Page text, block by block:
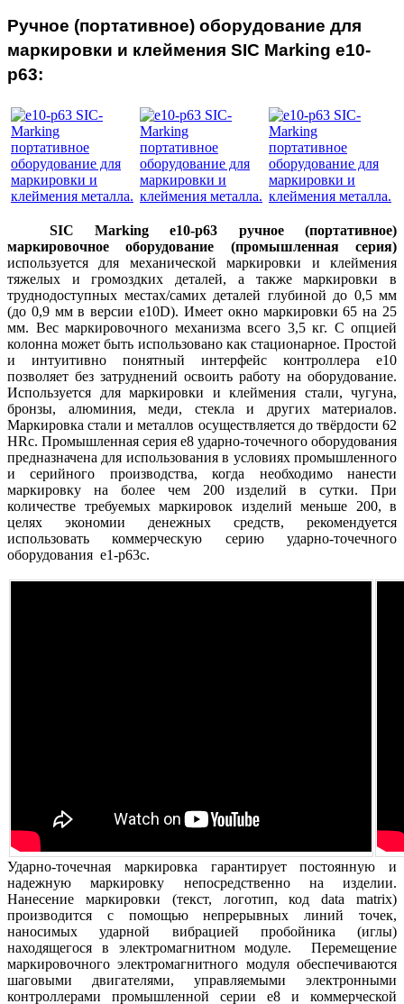
Ручное (портативное) оборудование для
маркировки и клеймения SIC Marking e10-
p63:
SIC Marking e10-p63 ручное (портативное)
маркировочное оборудование (промышленная серия)
используется для механической маркировки и клеймения
тяжелых и громоздких деталей, а также маркировки в
труднодоступных местах/самих деталей глубиной до 0,5 мм
(до 0,9 мм в версии e10D). Имеет окно маркировки 65 на 25
мм. Вес маркировочного механизма всего 3,5 кг. C опцией
колонна может быть использовано как стационарное. Простой
и интуитивно понятный интерфейс контроллера e10
позволяет без затруднений освоить работу на оборудование.
Используется для маркировки и клеймения стали, чугуна,
бронзы, алюминия, меди, стекла и других материалов.
Маркировка стали и металлов осуществляется до твёрдости 62
HRc. Промышленная серия e8 ударно-точечного оборудования
предназначена для использования в условиях промышленного
и серийного производства, когда необходимо нанести
маркировку на более чем 200 изделий в сутки. При
количестве требуемых маркировок изделий меньше 200, в
целях экономии денежных средств, рекомендуется
использовать коммерческую серию ударно-точечного
оборудования е1-p63c.
Ударно-точечная маркировка гарантирует постоянную и
надежную маркировку непосредственно на изделии.
Нанесение маркировки (текст, логотип, код data matrix)
производится с помощью непрерывных линий точек,
наносимых ударной вибрацией пробойника (иглы)
находящегося в электромагнитном модуле. Перемещение
маркировочного электромагнитного модуля обеспечиваются
шаговыми двигателями, управляемыми электронными
контроллерами промышленной серии е8 и коммерческой